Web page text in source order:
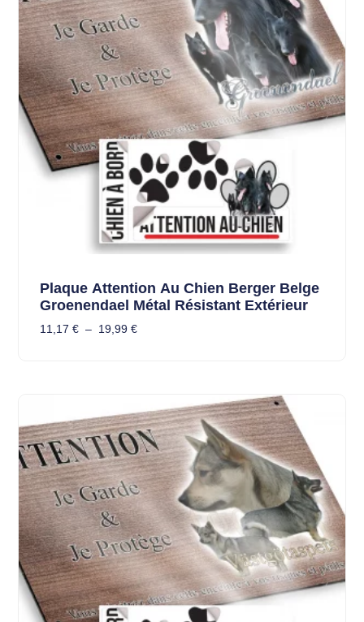
Plaque Attention Au Chien Berger Belge
Groenendael Métal Résistant Extérieur
11,17 € – 19,99 €